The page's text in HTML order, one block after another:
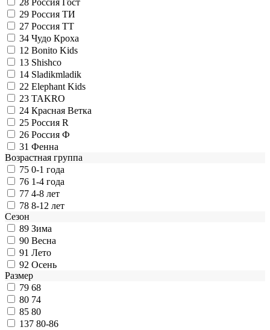
28 Россия Гост
29 Россия ТИ
27 Россия ТТ
34 Чудо Кроха
12 Bonito Kids
13 Shishco
14 Sladikmladik
22 Elephant Kids
23 TAKRO
24 Красная Ветка
25 Россия R
26 Россия Ф
31 Фенна
Возрастная группа
75 0-1 года
76 1-4 года
77 4-8 лет
78 8-12 лет
Сезон
89 Зима
90 Весна
91 Лето
92 Осень
Размер
79 68
80 74
85 80
137 80-86